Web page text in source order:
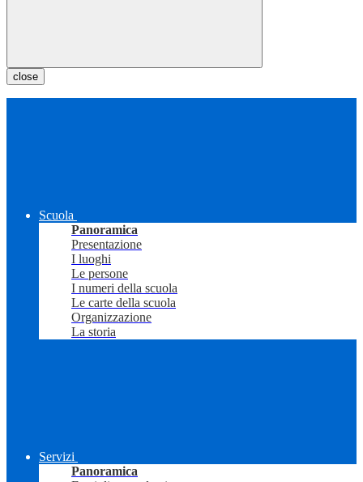
close
Scuola
Panoramica
Presentazione
I luoghi
Le persone
I numeri della scuola
Le carte della scuola
Organizzazione
La storia
Servizi
Panoramica